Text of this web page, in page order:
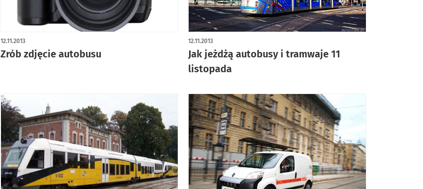
Zrób zdjęcie autobusu
12.11.2013
Jak jeżdżą autobusy i tramwaje 11
listopada
12.11.2013